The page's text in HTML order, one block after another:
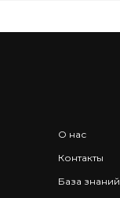
О нас
Контакты
База знаний